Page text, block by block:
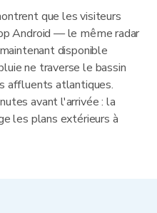
que les visiteurs
Android — le même radar
disponible
ne traverse le bassin
affluents atlantiques.
avant l'arrivée : la
les plans extérieurs à